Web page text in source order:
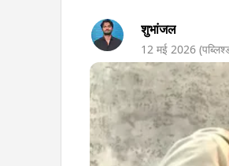
शुभांजल
12 मई 2026